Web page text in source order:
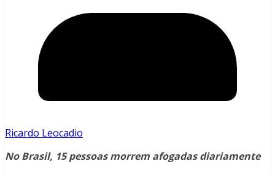
Ricardo Leocadio
No Brasil, 15 pessoas morrem afogadas diariamente